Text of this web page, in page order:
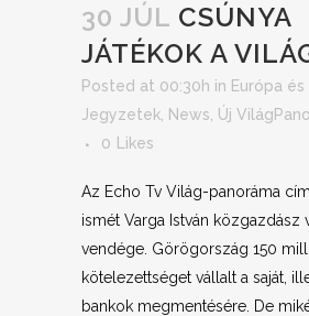
30 JÚL CSÚNYA
JÁTÉKOK A
Posted at 00:30h in Európa
Jegyzetek News Új
0
Likes
Az Echo Tv Világ-panoráma
ismét Varga István közgazdász
vendége. Görögország 150
kötelezettséget vállalt a saját,
bankok megmentésére. De